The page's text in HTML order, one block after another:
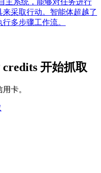
主系统，能够对任务进行
采取行动。智能体超越了
多步骤工作流。
开始抓取
卡。